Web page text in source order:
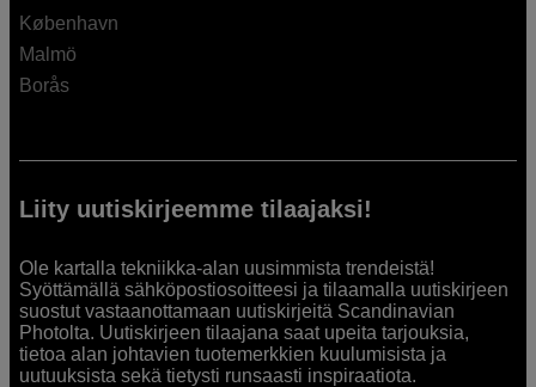
København
Malmö
Borås
Liity uutiskirjeemme tilaajaksi!
Ole kartalla tekniikka-alan uusimmista trendeistä!
Syöttämällä sähköpostiosoitteesi ja tilaamalla uutiskirjeen
suostut vastaanottamaan uutiskirjeitä Scandinavian
Photolta. Uutiskirjeen tilaajana saat upeita tarjouksia,
tietoa alan johtavien tuotemerkkien kuulumisista ja
uutuuksista sekä tietysti runsaasti inspiraatiota.